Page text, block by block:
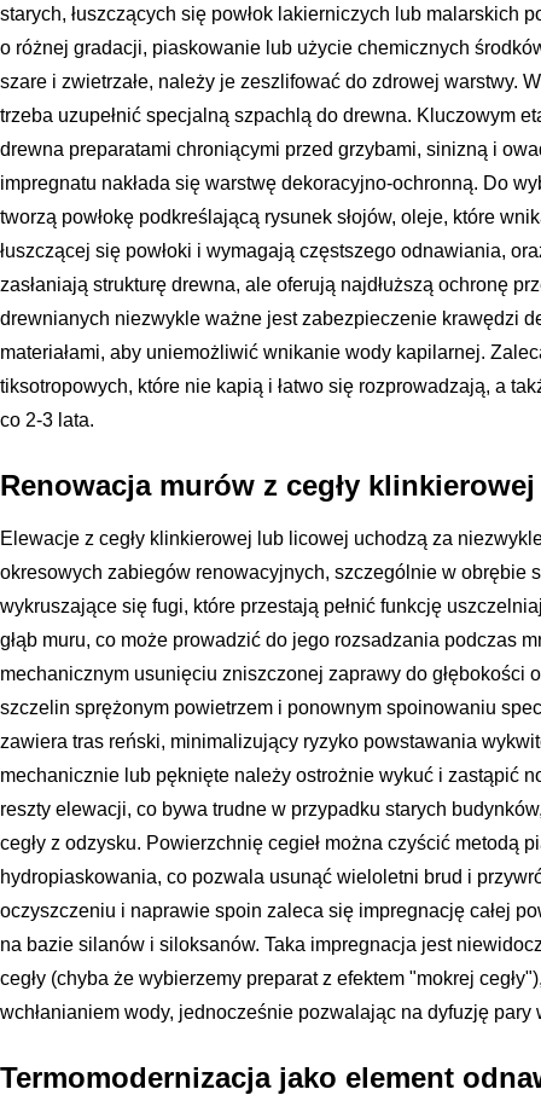
starych, łuszczących się powłok lakierniczych lub malarskich
o różnej gradacji, piaskowanie lub użycie chemicznych
szare i zwietrzałe, należy je zeszlifować do zdrowej warstwy.
trzeba uzupełnić specjalną szpachlą do drewna. Kluczowym
drewna preparatami chroniącymi przed grzybami, sinizną i
impregnatu nakłada się warstwę dekoracyjno-ochronną. Do
tworzą powłokę podkreślającą rysunek słojów, oleje, które
łuszczącej się powłoki i wymagają częstszego odnawiania,
zasłaniają strukturę drewna, ale oferują najdłuższą ochronę
drewnianych niezwykle ważne jest zabezpieczenie krawędzi
materiałami, aby uniemożliwić wnikanie wody kapilarnej.
tiksotropowych, które nie kapią i łatwo się rozprowadzają, a
co 2-3 lata.
Renowacja murów z cegły
Elewacje z cegły klinkierowej lub licowej uchodzą za
okresowych zabiegów renowacyjnych, szczególnie w obrębie
wykruszające się fugi, które przestają pełnić funkcję
głąb muru, co może prowadzić do jego rozsadzania podczas
mechanicznym usunięciu zniszczonej zaprawy do głębokości
szczelin sprężonym powietrzem i ponownym spoinowaniu
zawiera tras reński, minimalizujący ryzyko powstawania
mechanicznie lub pęknięte należy ostrożnie wykuć i zastąpić
reszty elewacji, co bywa trudne w przypadku starych
cegły z odzysku. Powierzchnię cegieł można czyścić metodą
hydropiaskowania, co pozwala usunąć wieloletni brud i
oczyszczeniu i naprawie spoin zaleca się impregnację całej
na bazie silanów i siloksanów. Taka impregnacja jest
cegły (chyba że wybierzemy preparat z efektem "mokrej
wchłanianiem wody, jednocześnie pozwalając na dyfuzję pary
Termomodernizacja jako element